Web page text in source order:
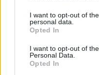
I want to opt-out of
personal data.
Opted In
I want to opt-out of
Personal Data.
Opted In